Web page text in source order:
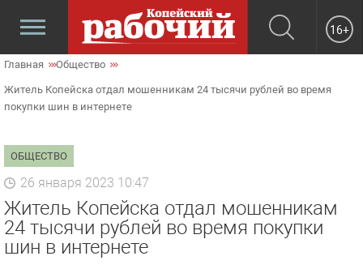
16+
Главная Общество
Житель Копейска отдал мошенникам 24 тысячи рублей во время
покупки шин в интернете
ОБЩЕСТВО
26 января 2023 10:47
Житель Копейска отдал мошенникам
24 тысячи рублей во время покупки
шин в интернете